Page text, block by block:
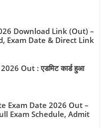
Download Link (Out) –
Exam Date & Direct Link
Out : एडमिट कार्ड हुआ
Exam Date 2026 Out –
Full Exam Schedule, Admit